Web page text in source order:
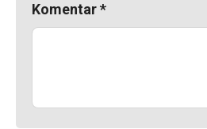
Komentar*